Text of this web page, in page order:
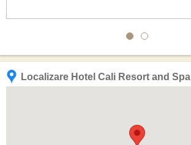
Localizare Hotel Cali Resort and Spa